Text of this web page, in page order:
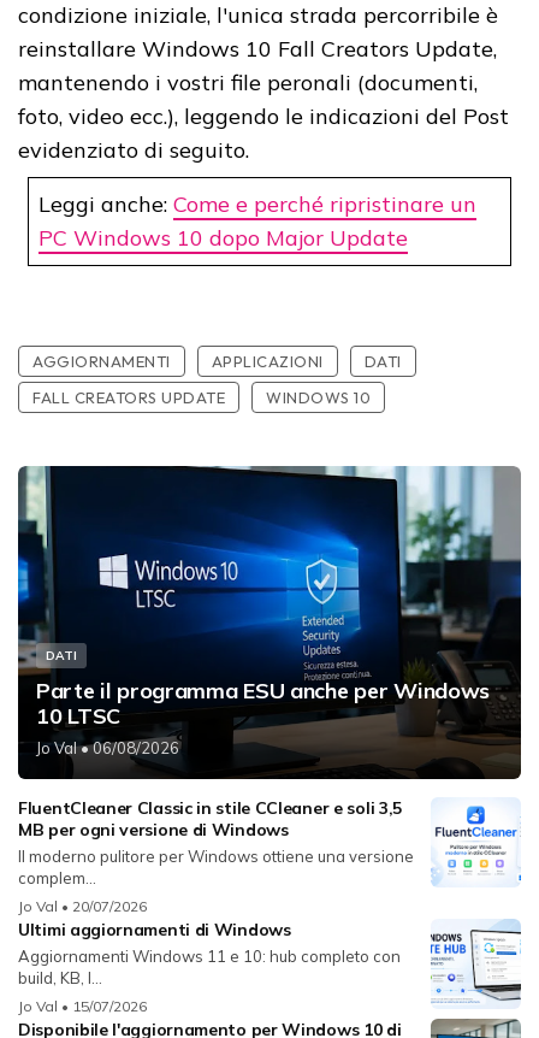
condizione iniziale, l'unica strada percorribile è
reinstallare Windows 10 Fall Creators Update,
mantenendo i vostri file peronali (documenti,
foto, video ecc.), leggendo le indicazioni del Post
evidenziato di seguito.
Leggi anche: Come e perché ripristinare un
PC Windows 10 dopo Major Update
AGGIORNAMENTI APPLICAZIONI
DATI
FALL CREATORS UPDATE
WINDOWS 10
DATI
Parte il programma ESU anche per Windows
10 LTSC
Jo Val• 06/08/2026
FluentCleaner Classic in stile CCleaner e soli 3,5
MB per ogni versione di Windows
Il moderno pulitore per Windows ottiene una versione
complem...
Jo Val • 20/07/2026
Ultimi aggiornamenti di Windows
Aggiornamenti Windows 11 e 10: hub completo con
build, KB, l...
Jo Val • 15/07/2026
Disponibile l'aggiornamento per Windows 10 di